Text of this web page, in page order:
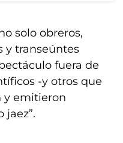
solo obreros,
y transeúntes
fuera de
-y otros que
y emitieron
jaez”.